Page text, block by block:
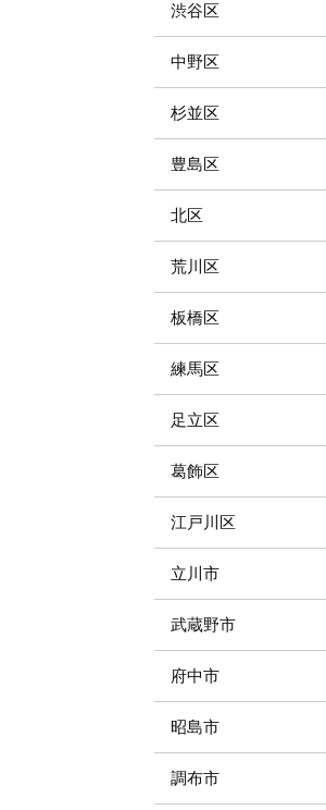
渋谷区
中野区
杉並区
豊島区
北区
荒川区
板橋区
練馬区
足立区
葛飾区
江戸川区
立川市
武蔵野市
府中市
昭島市
調布市